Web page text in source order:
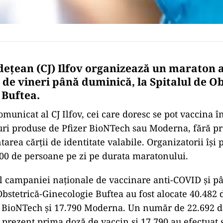
(CJ) Ilfov organizează un maraton
de vineri până duminică, la Spitalul de
al CJ Ilfov, cei care doresc se pot vaccina
produse de Pfizer BioNTech sau Moderna, fără
cărţii de identitate valabile. Organizatorii îşi
de persoane pe zi pe durata maratonului.
campaniei naţionale de vaccinare anti-COVID şi
Ginecologie Buftea au fost alocate 40.482
şi 17.790 Moderna. Un număr de 22.692